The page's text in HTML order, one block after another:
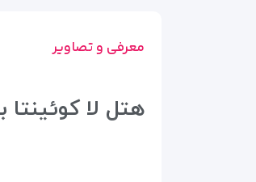
معرفی و تصاویر
هتل لا